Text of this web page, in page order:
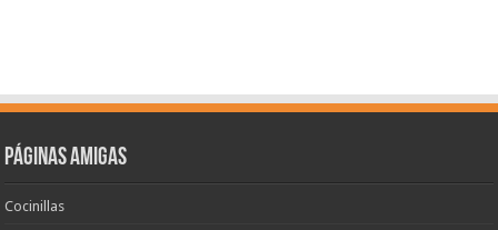
Páginas amigas
Cocinillas